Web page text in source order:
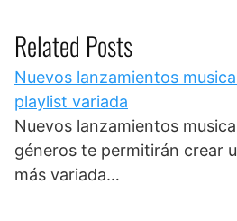
Related Posts
Nuevos lanzamientos
playlist variada
Nuevos lanzamientos
géneros te permitirán crear
más variada…